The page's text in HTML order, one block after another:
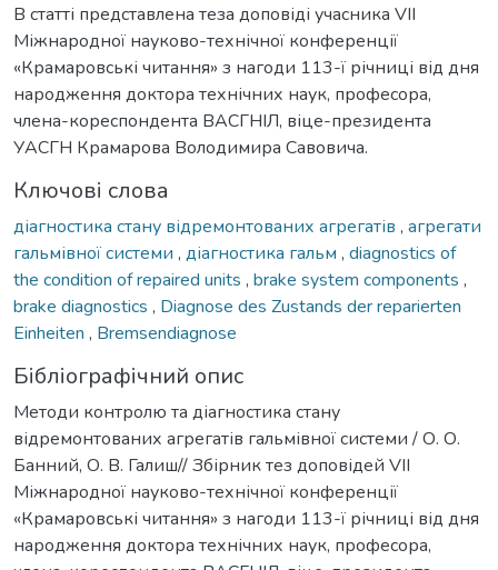
В статті представлена теза доповіді учасника VIІ
Міжнародної науково-технічної конференції
«Крамаровські читання» з нагоди 113-ї річниці від дня
народження доктора технічних наук, професора,
члена-кореспондента ВАСГНІЛ, віце-президента
УАСГН Крамарова Володимира Савовича.
Ключові слова
діагностика стану відремонтованих агрегатів , агрегати
гальмівної системи , діагностика гальм , diagnostics of
the condition of repaired units , brake system components ,
brake diagnostics , Diagnose des Zustands der reparierten
Einheiten , Bremsendiagnose
Бібліографічний опис
Методи контролю та діагностика стану
відремонтованих агрегатів гальмівної системи / О. О.
Банний, О. В. Галиш// Збірник тез доповідей VIІ
Міжнародної науково-технічної конференції
«Крамаровські читання» з нагоди 113-ї річниці від дня
народження доктора технічних наук, професора,